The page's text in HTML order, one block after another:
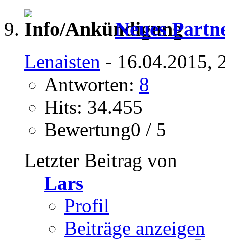
Neues
Lenaisten - 16.04.2015,
Antworten: 8
Hits: 34.455
Bewertung0 / 5
Letzter Beitrag von
Lars
Profil
Beiträge anzeigen